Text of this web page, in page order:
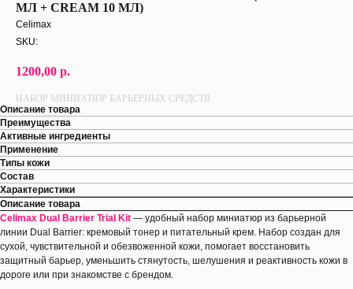
МЛ + CREAM 10 МЛ)
Celimax
SKU:
1200,00 р.
НАБОР МИНИАТЮР БАРЬЕРНЫХ СРЕДСТВ
Описание товара
Преимущества
Активные ингредиенты
Применение
Типы кожи
Состав
Характеристики
Описание товара
Celimax Dual Barrier Trial Kit — удобный набор миниатюр из барьерной
линии Dual Barrier: кремовый тонер и питательный крем. Набор создан для
сухой, чувствительной и обезвоженной кожи, помогает восстановить
защитный барьер, уменьшить стянутость, шелушения и реактивность кожи в
дороге или при знакомстве с брендом.